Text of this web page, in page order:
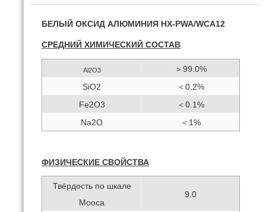
БЕЛЫЙ ОКСИД АЛЮМИНИЯ HX-PWA/WCA12
СРЕДНИЙ ХИМИЧЕСКИЙ СОСТАВ
Al2O3
＞99.0%
SiO2
＜0,2%
Fe2O3
＜0.1%
Na2O
＜1%
ФИЗИЧЕСКИЕ СВОЙСТВА
Твёрдость по шкале
Мооса
9.0